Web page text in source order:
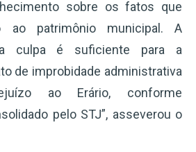
sobre os fatos que
ao patrimônio municipal. A
culpa é suficiente para a
de improbidade administrativa
ao Erário, conforme
pelo STJ”, asseverou o